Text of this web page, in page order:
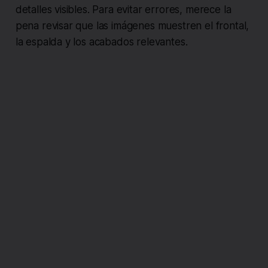
detalles visibles. Para evitar errores, merece la
pena revisar que las imágenes muestren el frontal,
la espalda y los acabados relevantes.